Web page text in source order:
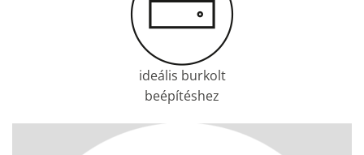
ideális burkolt
beépítéshez